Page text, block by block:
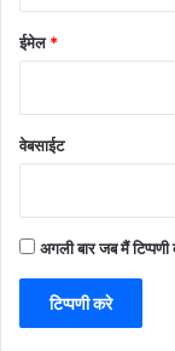
ईमेल*
वेबसाईट
अगली बार जब मैं